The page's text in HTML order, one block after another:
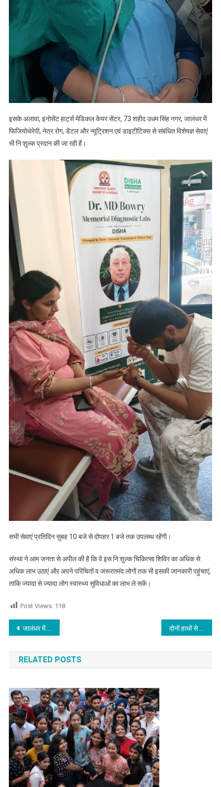
इसके अलावा, इनोसेंट हार्ट्स मेडिकल केयर सेंटर, 73 शहीद उधम सिंह नगर, जालंधर में
फिजियोथेरेपी, नेत्र रोग, डेंटल और न्यूट्रिशन एवं डाइटीटिक्स से संबंधित विशेषज्ञ सेवाएं
भी नि:शुल्क प्रदान की जा रही हैं।
सभी सेवाएं प्रतिदिन सुबह 10 बजे से दोपहर 1 बजे तक उपलब्ध रहेंगी।
संस्था ने आम जनता से अपील की है कि वे इस नि:शुल्क चिकित्सा शिविर का अधिक से
अधिक लाभ उठाएं और अपने परिचितों व जरूरतमंद लोगों तक भी इसकी जानकारी पहुंचाएं,
ताकि ज्यादा से ज्यादा लोग स्वास्थ्य सुविधाओं का लाभ ले सकें।
Post Views: 118
Post navigation
जालंधर में इमिग्रेशन एजेंट से मारपीट, कार में जबरन ले जाने का आरोप
RELATED POSTS